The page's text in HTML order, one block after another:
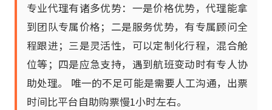
专业代理有诸多优势：一是价格优势，代理能拿
到团队专属价格；二是服务优势，有专属顾问全
程跟进；三是灵活性，可以定制化行程，混合舱
位等；四是应急支持，遇到航班变动时有专人协
助处理。 唯一的不足可能是需要人工沟通，出票
时间比平台自助购票慢1小时左右。